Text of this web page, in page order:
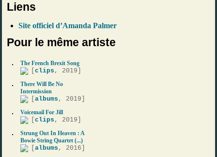
Liens
Site officiel d’Amanda Palmer
Pour le même artiste
The French Brexit Song
[clips , 2019]
There Will Be No
Intermission
[albums , 2019]
Voicemail For Jill
[clips , 2019]
Strung Out In Heaven : A
Bowie String Quartet (...)
[albums , 2016]